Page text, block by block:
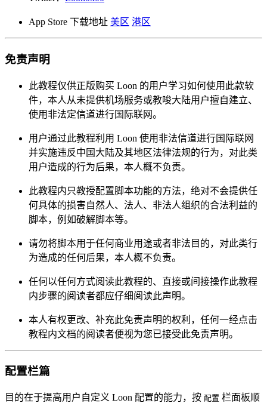
App Store 下载地址 美区 港区
免责声明
此教程仅供正版购买 Loon 的用户学习如何使用此款软
件，本人从未提供机场服务或教唆大陆用户擅自建立、
使用非法定信道进行国际联网。
用户通过此教程利用 Loon 使用非法信道进行国际联网
并实施违反中国大陆及其地区法律法规的行为，对此类
用户造成的行为后果，本人概不负责。
此教程内只教授配置脚本功能的方法，绝对不会提供任
何具体的损害自然人、法人、非法人组织的合法利益的
脚本，例如破解脚本等。
请勿将脚本用于任何商业用途或者非法目的，对此类行
为造成的任何后果，本人概不负责。
任何以任何方式阅读此教程的、直接或间接操作此教程
内步骤的阅读者都应仔细阅读此声明。
本人有权更改、补充此免责声明的权利，任何一经点击
教程内文档的阅读者便视为您已接受此免责声明。
配置栏篇
目的在于提高用户自定义 Loon 配置的能力，按 配置 栏面板顺